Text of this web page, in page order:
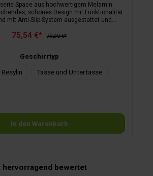
Space aus hochwertigem Melamin
schönes Design mit Funktionalität.
mit Anti-Slip-System ausgestattet und
und bleibt Ihnen daher lange
75,54 €* 79,90 €*
Geschirrtyp
Tasse und Untertasse
In den Warenkorb
hervorragend bewertet